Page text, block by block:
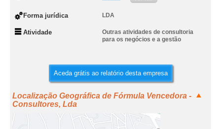
Forma jurídica LDA
Atividade
Outras atividades de consultoria
para os negócios e a gestão
Aceda grátis ao relatório desta empresa
Localização Geográfica de Fórmula Vencedora -
Consultores, Lda